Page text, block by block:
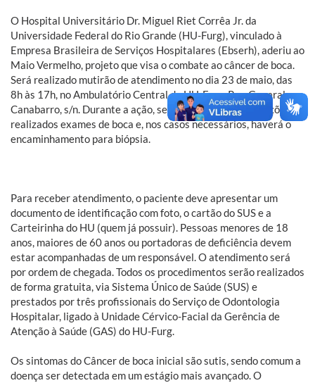
O Hospital Universitário Dr. Miguel Riet Corrêa Jr. da
Universidade Federal do Rio Grande (HU-Furg), vinculado à
Empresa Brasileira de Serviços Hospitalares (Ebserh), aderiu ao
Maio Vermelho, projeto que visa o combate ao câncer de boca.
Será realizado mutirão de atendimento no dia 23 de maio, das
8h às 17h, no Ambulatório Central do HU-Furg, Rua General
Canabarro, s/n. Durante a ação, serão oferecidas orientações,
realizados exames de boca e, nos casos necessários, haverá o
encaminhamento para biópsia.
Para receber atendimento, o paciente deve apresentar um
documento de identificação com foto, o cartão do SUS e a
Carteirinha do HU (quem já possuir). Pessoas menores de 18
anos, maiores de 60 anos ou portadoras de deficiência devem
estar acompanhadas de um responsável. O atendimento será
por ordem de chegada. Todos os procedimentos serão realizados
de forma gratuita, via Sistema Único de Saúde (SUS) e
prestados por três profissionais do Serviço de Odontologia
Hospitalar, ligado à Unidade Cérvico-Facial da Gerência de
Atenção à Saúde (GAS) do HU-Furg.
Os sintomas do Câncer de boca inicial são sutis, sendo comum a
doença ser detectada em um estágio mais avançado. O